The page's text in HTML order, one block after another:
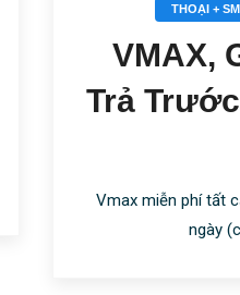
THOẠI +
VMAX,
Trả
Vmax miễn phí tất
ngày